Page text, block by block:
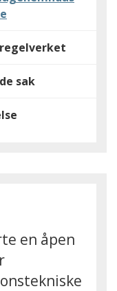
sak
en åpen